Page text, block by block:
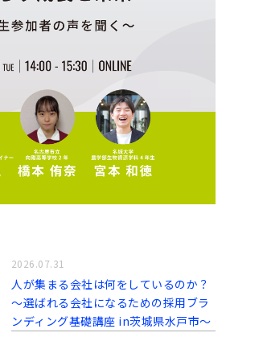
人が集まる会社は何をしているのか？
～選ばれる会社になるための採用ブラ
ンディング基礎講座 in茨城県水戸市～
2026.07.31